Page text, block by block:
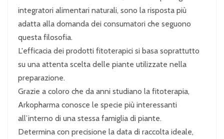
integratori alimentari naturali, sono la risposta più
adatta alla domanda dei consumatori che seguono
questa filosofia.
L'efficacia dei prodotti fitoterapici si basa soprattutto
su una attenta scelta delle piante utilizzate nella
preparazione.
Grazie a coloro che da anni studiano la fitoterapia,
Arkopharma conosce le specie più interessanti
all’interno di una stessa famiglia di piante.
Determina con precisione la data di raccolta ideale,